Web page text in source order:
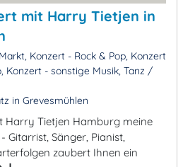
mit Harry Tietjen in
Konzert - Rock & Pop, Konzert
Konzert - sonstige Musik, Tanz /
in Grevesmühlen
Harry Tietjen Hamburg meine
Gitarrist, Sänger, Pianist,
zaubert Ihnen ein